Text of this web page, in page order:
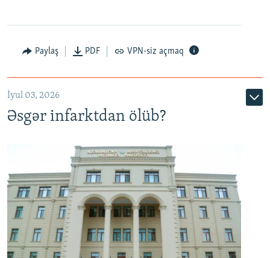
Auto 240p 360p 480p
720p 1080p
Paylaş PDF VPN-siz açmaq
İyul 03, 2026
Əsgər infarktdan ölüb?